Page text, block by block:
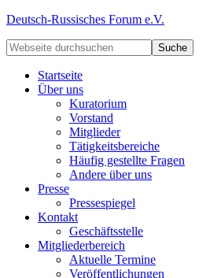
Deutsch-Russisches Forum e.V.
Startseite
Über uns
Kuratorium
Vorstand
Mitglieder
Tätigkeitsbereiche
Häufig gestellte Fragen
Andere über uns
Presse
Pressespiegel
Kontakt
Geschäftsstelle
Mitgliederbereich
Aktuelle Termine
Veröffentlichungen